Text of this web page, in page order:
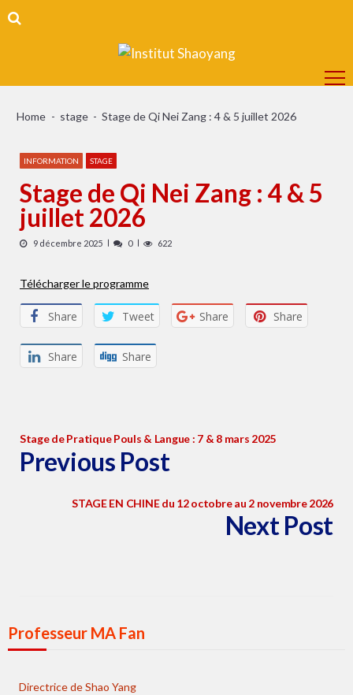
Skip
Skip
Home stage Stage de Qi Nei Zang : 4 & 5 juillet 2026
INFORMATION STAGE
Stage de Qi Nei Zang : 4 & 5
juillet 2026
9 décembre 2025 0 622
Télécharger le programme
Share Tweet Share Share
Share Share
Stage de Pratique Pouls & Langue : 7 & 8 mars 2025
Previous Post
STAGE EN CHINE du 12 octobre au 2 novembre 2026
Next Post
Professeur MA Fan
Directrice de Shao Yang